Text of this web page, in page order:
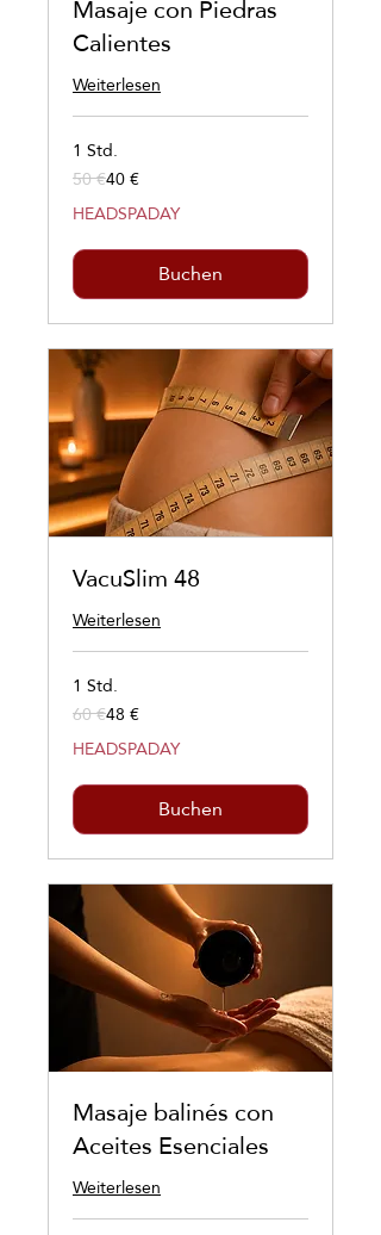
Masaje con Piedras
Calientes
Weiterlesen
1 Std.
50
Euro
50 €40 €
HEADSPADAY
Buchen
VacuSlim 48
Weiterlesen
1 Std.
60
Euro
60 €48 €
HEADSPADAY
Buchen
Masaje balinés con
Aceites Esenciales
Weiterlesen